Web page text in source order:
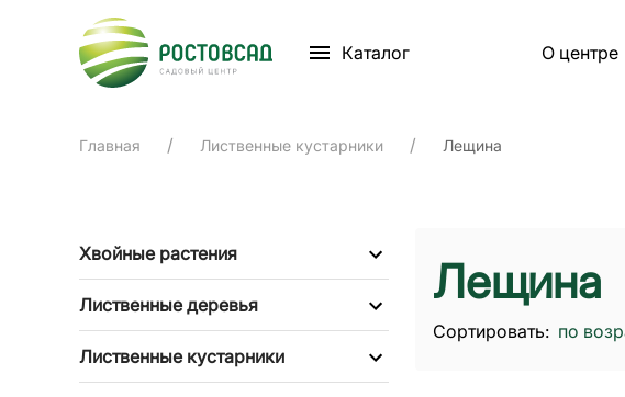
Каталог О центре
Главная Лиственные кустарники Лещина
Хвойные растения
Лиственные деревья
Лиственные кустарники
Лещина
Сортировать: по